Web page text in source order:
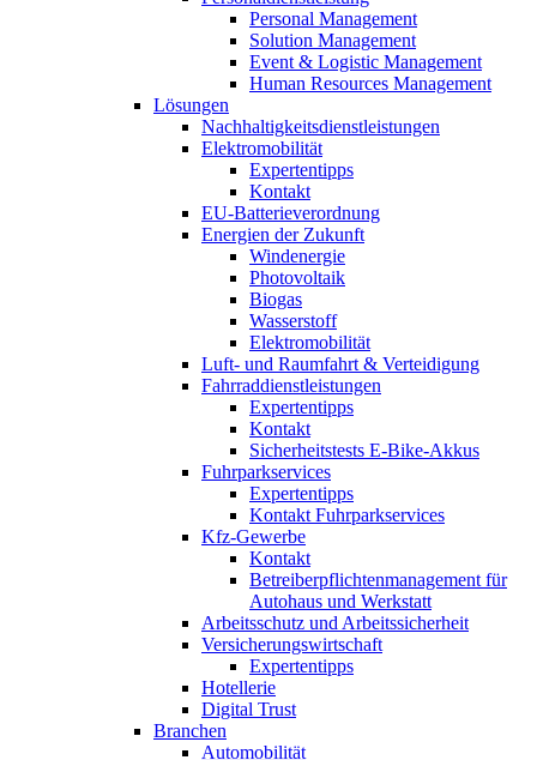
Personal Management
Solution Management
Event & Logistic Management
Human Resources Management
Lösungen
Nachhaltigkeitsdienstleistungen
Elektromobilität
Expertentipps
Kontakt
EU-Batterieverordnung
Energien der Zukunft
Windenergie
Photovoltaik
Biogas
Wasserstoff
Elektromobilität
Luft- und Raumfahrt & Verteidigung
Fahrraddienstleistungen
Expertentipps
Kontakt
Sicherheitstests E-Bike-Akkus
Fuhrparkservices
Expertentipps
Kontakt Fuhrparkservices
Kfz-Gewerbe
Kontakt
Betreiberpflichtenmanagement für
Autohaus und Werkstatt
Arbeitsschutz und Arbeitssicherheit
Versicherungswirtschaft
Expertentipps
Hotellerie
Digital Trust
Branchen
Automobilität